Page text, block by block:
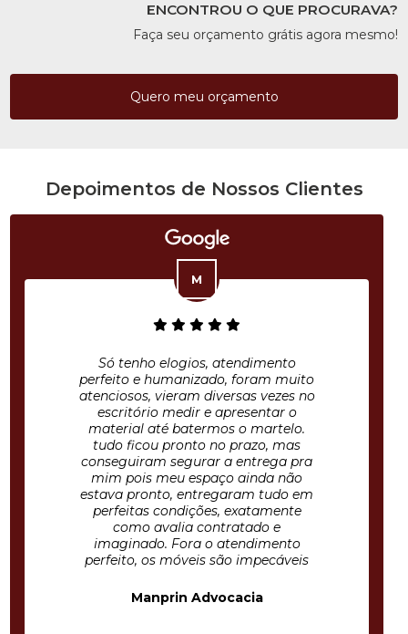
ENCONTROU O QUE PROCURAVA?
Faça seu orçamento grátis agora mesmo!
Quero meu orçamento
Depoimentos de Nossos Clientes
Só tenho elogios, atendimento
perfeito e humanizado, foram muito
atenciosos, vieram diversas vezes no
escritório medir e apresentar o
material até batermos o martelo.
tudo ficou pronto no prazo, mas
conseguiram segurar a entrega pra
mim pois meu espaço ainda não
estava pronto, entregaram tudo em
perfeitas condições, exatamente
como avalia contratado e
imaginado. Fora o atendimento
perfeito, os móveis são impecáveis
Manprin Advocacia